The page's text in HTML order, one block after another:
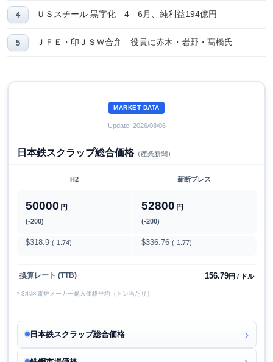
ＵＳスチール 黒字化 4―6月、純利益194億円
ＪＦＥ・印ＪＳＷ合弁 役員に赤木・岩野・髙橋氏
MARKET DATA
Update: 2026/08/06
日本鉄スクラップ総合価格（産業新聞）
H2 新断プレス
50000 円
(-200)
52800 円
(-200)
$318.9 (-1.74) $336.76 (-1.77)
換算レート (TTB) 156.79円 / ドル
* 3地区電炉メーカー購入価格平均（トン当たり）
日本鉄スクラップ総合価格